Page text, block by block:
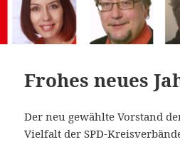
Frohes neues
Der neu gewählte Vorstand
Vielfalt der SPD-